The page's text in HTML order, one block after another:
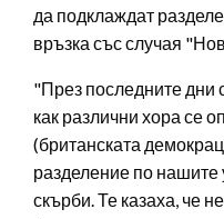
да подклаждат
връзка със случая
"През последните дни
как различни хора се
(британската
разделение по
скърби. Те казаха, че